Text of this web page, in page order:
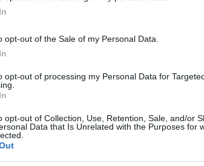
opt-out of the Sale of my Personal Data.
opt-out of processing my Personal Data for
opt-out of Collection, Use, Retention, Sale, and/or
Data that Is Unrelated with the Purposes for
formie.